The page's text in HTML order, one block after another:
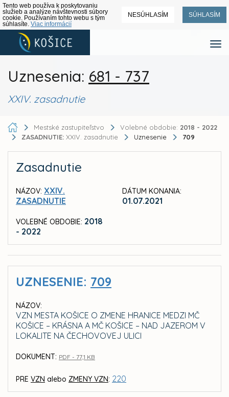
Tento web používa k poskytovaniu
služieb a analýze návštevnosti súbory
cookie. Používaním tohto webu s tým
súhlasíte. Viac informácií
NESÚHLASÍM SÚHLASÍM
Uznesenia: 681 - 737
XXIV. zasadnutie
Mestské zastupiteľstvo Volebné obdobie: 2018 - 2022
ZASADNUTIE: XXIV. zasadnutie Uznesenie 709
Zasadnutie
NÁZOV: XXIV.
ZASADNUTIE
VOLEBNÉ OBDOBIE: 2018
- 2022
DÁTUM KONANIA:
01.07.2021
UZNESENIE: 709
NÁZOV:
VZN MESTA KOŠICE O ZMENE HRANICE MEDZI MČ
KOŠICE – KRÁSNA A MČ KOŠICE – NAD JAZEROM V
LOKALITE NA ČECHOVOVEJ ULICI
DOKUMENT: PDF - 77,1 KB
PRE VZN alebo ZMENY VZN: 220